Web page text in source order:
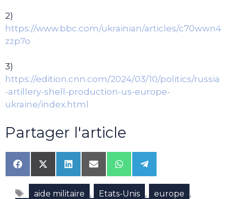
2)
https://www.bbc.com/ukrainian/articles/c70wwn4
zzp7o
3)
https://edition.cnn.com/2024/03/10/politics/russia
-artillery-shell-production-us-europe-
ukraine/index.html
Partager l'article
Share
on
Facebook
Share
on
X
(Twitter)
Share
on
LinkedIn
Share
on
Email
Share
on
WhatsApp
Share
on
Telegram
Étiquettes
aide militaire , Etats-Unis , europe ,